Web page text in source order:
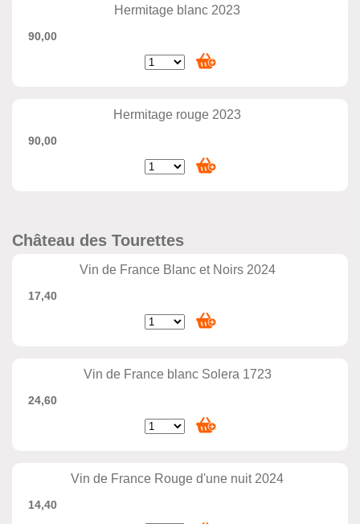
Hermitage blanc 2023
90,00
Hermitage rouge 2023
90,00
Château des Tourettes
Vin de France Blanc et Noirs 2024
17,40
Vin de France blanc Solera 1723
24,60
Vin de France Rouge d'une nuit 2024
14,40